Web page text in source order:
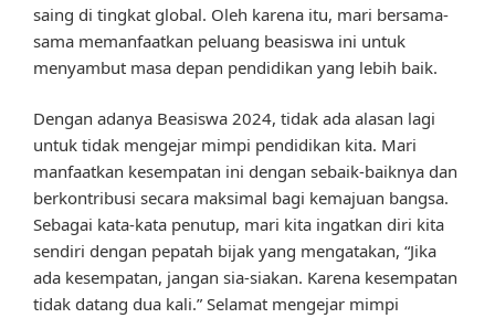
saing di tingkat global. Oleh karena itu, mari bersama-
sama memanfaatkan peluang beasiswa ini untuk
menyambut masa depan pendidikan yang lebih baik.
Dengan adanya Beasiswa 2024, tidak ada alasan lagi
untuk tidak mengejar mimpi pendidikan kita. Mari
manfaatkan kesempatan ini dengan sebaik-baiknya dan
berkontribusi secara maksimal bagi kemajuan bangsa.
Sebagai kata-kata penutup, mari kita ingatkan diri kita
sendiri dengan pepatah bijak yang mengatakan, “Jika
ada kesempatan, jangan sia-siakan. Karena kesempatan
tidak datang dua kali.” Selamat mengejar mimpi